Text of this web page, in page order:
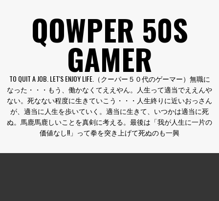
QOWPER 50S
GAMER
TO QUIT A JOB. LET'S ENJOY LIFE.（クーパー５０代のゲーマー）無職に
なった・・・もう、働かなくてええやん。人生って適当でええんや
ない。死なない程度に生きていこう・・・人生終りに近いおっさん
が、適当に人生を歩いていく。適当に生きて、いつかは適当に死
ぬ。馬鹿馬鹿しいことを真剣に考える。最後は「我が人生に一片の
価値なし!!」って拳を突き上げて死ぬのも一興